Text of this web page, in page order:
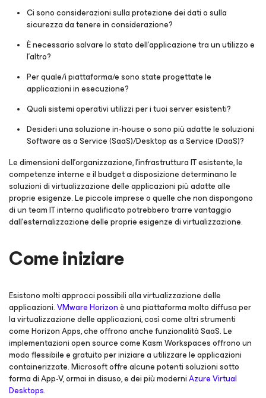
Ci sono considerazioni sulla protezione dei dati o sulla
sicurezza da tenere in considerazione?
È necessario salvare lo stato dell'applicazione tra un utilizzo e
l'altro?
Per quale/i piattaforma/e sono state progettate le
applicazioni in esecuzione?
Quali sistemi operativi utilizzi per i tuoi server esistenti?
Desideri una soluzione in-house o sono più adatte le soluzioni
Software as a Service (SaaS)/Desktop as a Service (DaaS)?
Le dimensioni dell'organizzazione, l'infrastruttura IT esistente, le
competenze interne e il budget a disposizione determinano le
soluzioni di virtualizzazione delle applicazioni più adatte alle
proprie esigenze. Le piccole imprese o quelle che non dispongono
di un team IT interno qualificato potrebbero trarre vantaggio
dall'esternalizzazione delle proprie esigenze di virtualizzazione.
Come iniziare
Esistono molti approcci possibili alla virtualizzazione delle
applicazioni.VMware Horizonè una piattaforma molto diffusa per
la virtualizzazione delle applicazioni, così come altri strumenti
come Horizon Apps, che offrono anche funzionalità SaaS. Le
implementazioni open source come Kasm Workspaces offrono un
modo flessibile e gratuito per iniziare a utilizzare le applicazioni
containerizzate. Microsoft offre alcune potenti soluzioni sotto
forma di App-V, ormai in disuso, e dei più moderniAzure Virtual
Desktops.